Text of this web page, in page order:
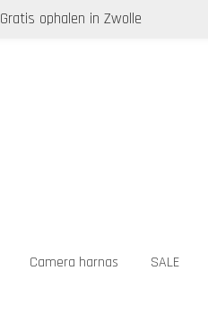
Gratis ophalen in Zwolle
Camera harnas SALE